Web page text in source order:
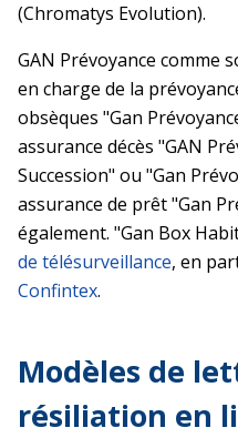
(Chromatys Evolution).
GAN Prévoyance comme
en charge de la
obsèques "Gan
assurance décès "GAN
Succession" ou "Gan
assurance de prêt "Gan
également. "Gan Box
de télésurveillance, en
Confintex.
Modèles de
résiliation en